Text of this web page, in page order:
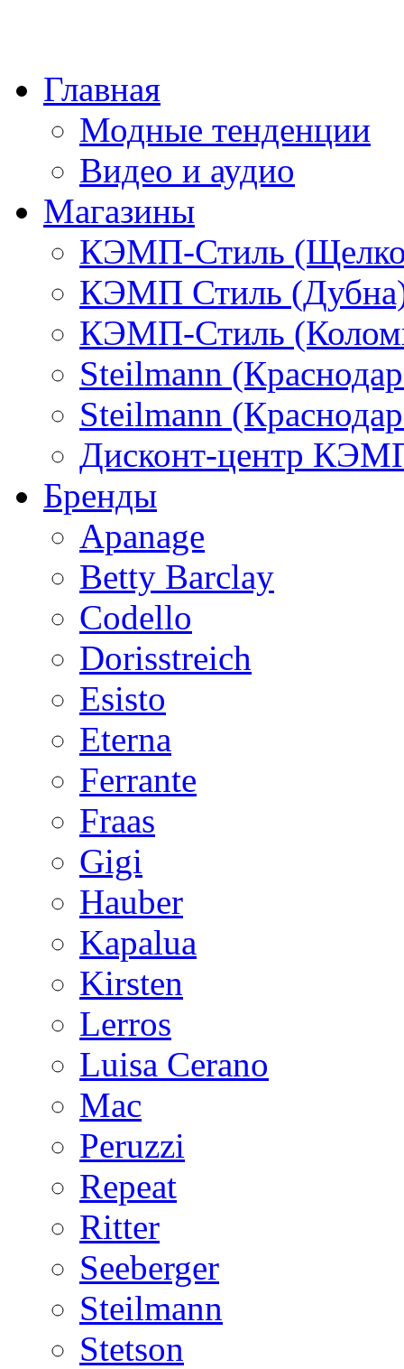
Главная
Модные тенденции
Видео и аудио
Магазины
КЭМП-Стиль
КЭМП Стиль
КЭМП-Стиль
Steilmann
Steilmann
Дисконт-центр
Бренды
Apanage
Betty Barclay
Codello
Dorisstreich
Esisto
Eterna
Ferrante
Fraas
Gigi
Hauber
Kapalua
Kirsten
Lerros
Luisa Cerano
Mac
Peruzzi
Repeat
Ritter
Seeberger
Steilmann
Stetson